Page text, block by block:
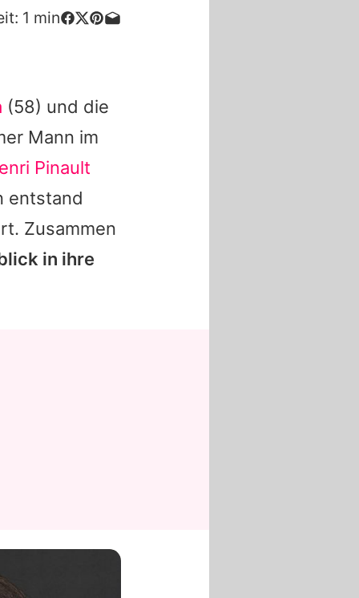
1 min
(58) und die
Mann im
Pinault
entstand
Zusammen
in ihre